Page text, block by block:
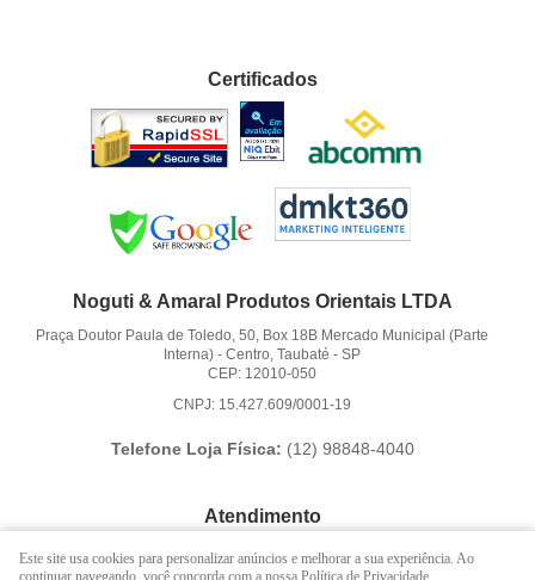
Certificados
Noguti & Amaral Produtos Orientais LTDA
Praça Doutor Paula de Toledo, 50, Box 18B Mercado Municipal (Parte
Interna) -Centro, Taubaté -SP
CEP: 12010-050
CNPJ: 15.427.609/0001-19
Telefone Loja Física: (12) 98848-4040
Atendimento
(12) 3621-6262
Este site usa cookies para personalizar anúncios e melhorar a sua experiência. Ao
continuar navegando, você concorda com a nossa Política de Privacidade.